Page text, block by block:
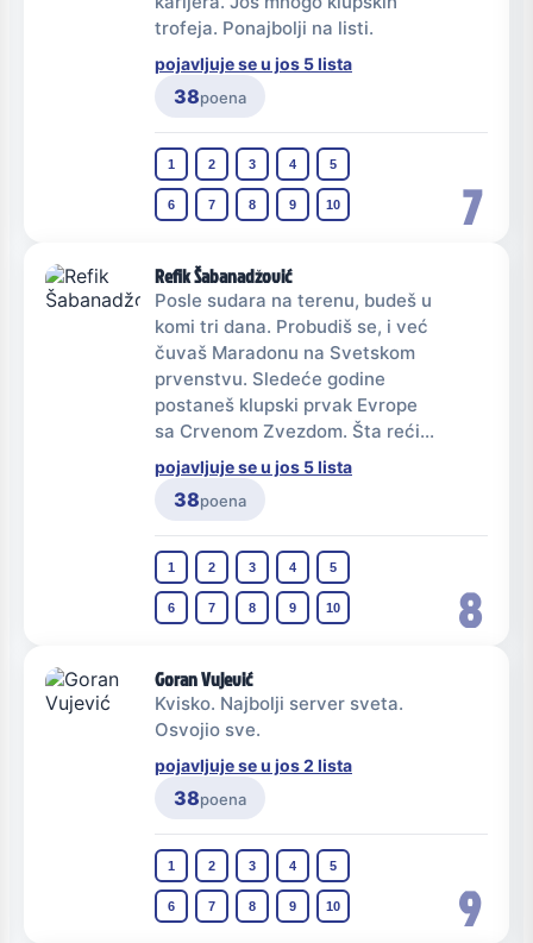
7
trofeja. Ponajbolji na listi.
pojavljuje se u jos 5 lista
38poena
1 2 3 4 5
6 7 8 9 10
8
Refik Šabanadžović
Posle sudara na terenu, budeš u
komi tri dana. Probudiš se, i već
čuvaš Maradonu na Svetskom
prvenstvu. Sledeće godine
postaneš klupski prvak Evrope
sa Crvenom Zvezdom. Šta reći...
pojavljuje se u jos 5 lista
38poena
1 2 3 4 5
6 7 8 9 10
9
Goran Vujević
Kvisko. Najbolji server sveta.
Osvojio sve.
pojavljuje se u jos 2 lista
38poena
1 2 3 4 5
6 7 8 9 10